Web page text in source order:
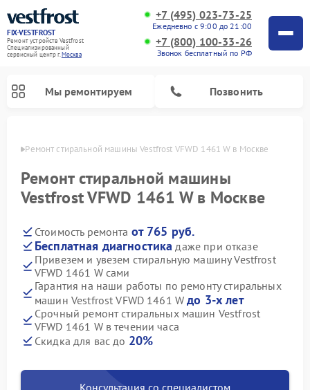
FIX-VESTFROST
Ремонт устройств Vestfrost
Специализированный
cервисный центр г.Москва
+7 (495) 023-73-25
Ежедневно с 9:00 до 21:00
+7 (800) 100-33-26
Звонок бесплатный по РФ
Мы ремонтируем Позвонить
Ремонт стиральной машины Vestfrost VFWD 1461 W в Москве
Ремонт стиральной машины
Vestfrost VFWD 1461 W в Москве
Стоимость ремонта от 765 руб.
Бесплатная диагностика даже при отказе
Привезем и увезем стиральную машину Vestfrost
VFWD 1461 W сами
Гарантия на наши работы по ремонту стиральных
машин Vestfrost VFWD 1461 Wдо 3-х лет
Срочный ремонт стиральных машин Vestfrost
VFWD 1461 W в течении часа
Скидка для вас до 20%
Консультация со специалистом